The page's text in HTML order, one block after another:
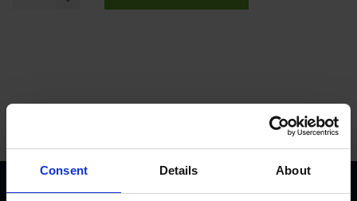
Consent Details About